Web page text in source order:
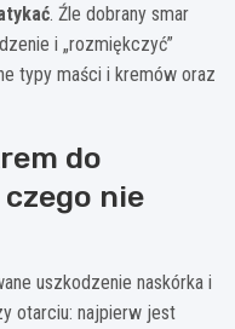
. Źle dobrany smar
i „rozmiękczyć”
typy maści i kremów oraz
do
nie
uszkodzenie naskórka i
otarciu: najpierw jest